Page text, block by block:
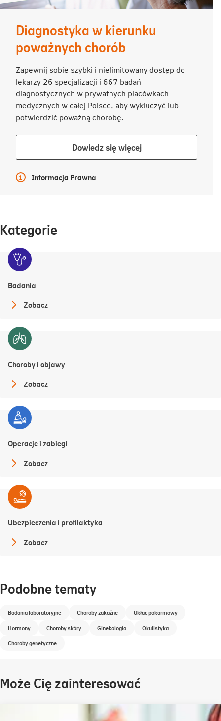
Diagnostyka w kierunku
poważnych chorób
Zapewnij sobie szybki i nielimitowany dostęp do
lekarzy 26 specjalizacji i 667 badań
diagnostycznych w prywatnych placówkach
medycznych w całej Polsce, aby wykluczyć lub
potwierdzić poważną chorobę.
Dowiedz się więcejDowiedz
się
Więcej informacji
Informacja Prawna
Kategorie
Badania
Zobacz
Choroby i objawy
Zobacz
Operacje i zabiegi
Zobacz
Ubezpieczenia i profilaktyka
Zobacz
Podobne tematy
Badania laboratoryjne Choroby zakaźne
Układ pokarmowy
Hormony
Choroby skóry Ginekologia
Okulistyka
Choroby genetyczne
Może Cię zainteresować